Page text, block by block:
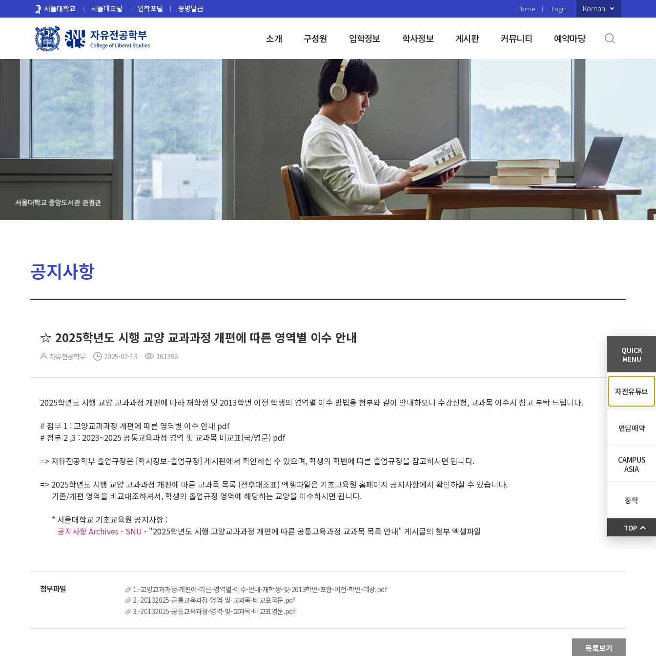
로
서울대학교 서울대포털 입학포털 증명발급 Home Login Korean
소개 구성원 입학정보 학사정보 게시판 커뮤니티 예약마당
공지사항
☆ 2025학년도 시행 교양 교과과정 개편에 따른 영역별 이수 안내
자유전공학부 2025-02-13 161396
2025학년도 시행 교양 교과과정 개편에 따라 재학생 및 2013학번 이전 학생의 영역별 이수 방법을 첨부와 같이 안내하오니 수강신청, 교과목 이수시 참고 부탁 드립니다.
# 첨부 1 : 교양교과과정 개편에 따른 영역별 이수 안내 pdf
# 첨부 2 ,3 : 2023~2025 공통교육과정 영역 및 교과목 비교표(국/영문) pdf
=> 자유전공학부 졸업규정은 [학사정보-졸업규정] 게시판에서 확인하실 수 있으며, 학생의 학번에 따른 졸업규정을 참고하시면 됩니다.
=> 2025학년도 시행 교양 교과과정 개편에 따른 교과목 목록 (전후대조표) 엑셀파일은 기초교육원 홈페이지 공지사항에서 확인하실 수 있습니다.
기존/개편 영역을 비교대조하셔서, 학생의 졸업규정 영역에 해당하는 교양을 이수하시면 됩니다.
* 서울대학교 기초교육원 공지사항 :
공지사항 Archives - SNU - "2025학년도 시행 교양교과과정 개편에 따른 공통교육과정 교과목 목록 안내" 게시글의 첨부 엑셀파일
1.-교양교과과정-개편에-따른-영역별-이수-안내-재학생-및-2013학번-포함-이전-학번-대상.pdf
2.-20132025-공통교육과정-영역-및-교과목-비교표국문.pdf
3.-20132025-공통교육과정-영역-및-교과목-비교표영문.pdf
목록보기
QUICK
MENU
자전유튜브
면담예약
CAMPUS
ASIA
장학
TOP